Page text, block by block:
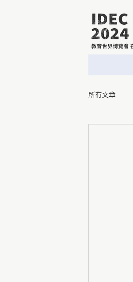
所有文章